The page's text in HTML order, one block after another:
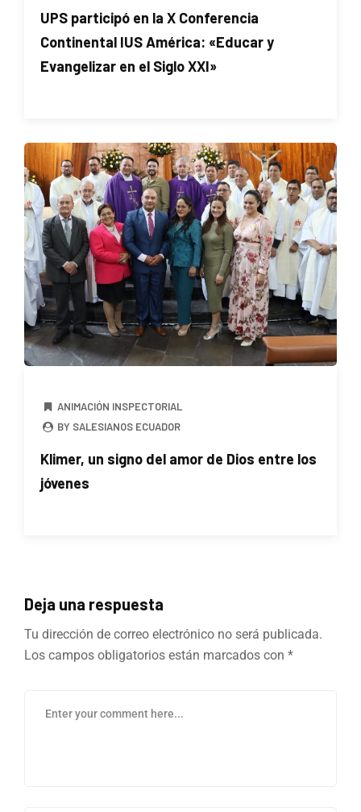
UPS participó en la X Conferencia
Continental IUS América: «Educar y
Evangelizar en el Siglo XXI»
ANIMACIÓN INSPECTORIAL
BY SALESIANOS ECUADOR
Klimer, un signo del amor de Dios entre los
jóvenes
Deja una respuesta
Tu dirección de correo electrónico no será publicada.
Los campos obligatorios están marcados con *